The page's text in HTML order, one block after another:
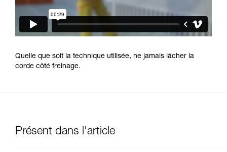
Quelle que soit la technique utilisée, ne jamais lâcher la
corde côté freinage.
Présent dans l'article